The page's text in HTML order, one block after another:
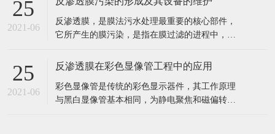
我国排污的大户之一。与电子工业其它领域一
样，彩管的生产同样需要纯度高、需量大的纯
水，而经过彩管制造车间使用的纯水，排出时都
在线留言